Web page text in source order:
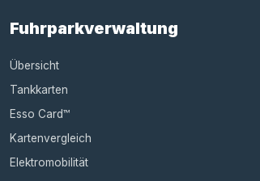
Fuhrparkverwaltung
Übersicht
Tankkarten
Esso Card™
Kartenvergleich
Elektromobilität